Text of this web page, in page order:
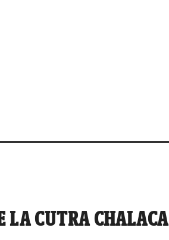
LA CUTRA CHALACA